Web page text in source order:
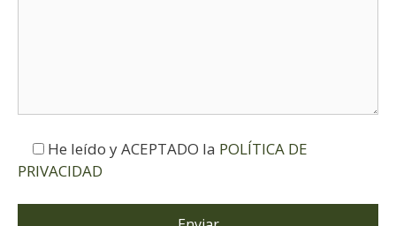
He leído y ACEPTADO la POLÍTICA DE
PRIVACIDAD